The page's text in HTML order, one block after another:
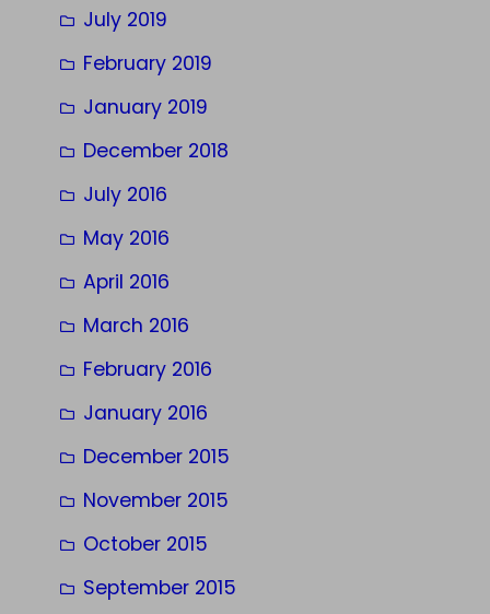
July 2019
February 2019
January 2019
December 2018
July 2016
May 2016
April 2016
March 2016
February 2016
January 2016
December 2015
November 2015
October 2015
September 2015